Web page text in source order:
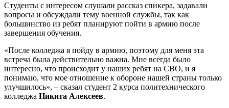
Студенты с интересом слушали рассказ спикера, задавали
вопросы и обсуждали тему военной службы, так как
большинство из ребят планируют пойти в армию после
завершения обучения.
«После колледжа я пойду в армию, поэтому для меня эта
встреча была действительно важна. Мне всегда было
интересно, что происходит у наших ребят на СВО, и я
понимаю, что мое отношение к обороне нашей страны только
улучшилось», – сказал студент 2 курса политехнического
колледжа Никита Алексеев.